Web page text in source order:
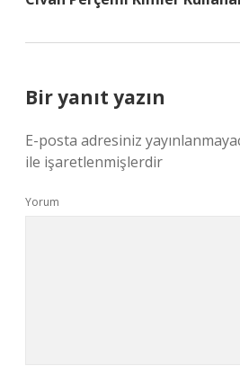
Bir yanıt yazın
E-posta adresiniz
ile işaretlenmişlerdir
Yorum